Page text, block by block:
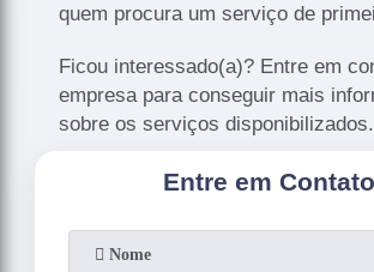
quem procura um serviço de
Ficou interessado(a)? Entre em
empresa para conseguir mais
sobre os serviços disponibilizados.
Entre em Contato